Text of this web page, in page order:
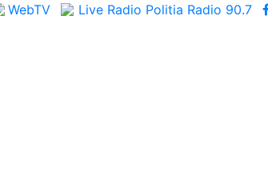
WebTV Live Radio Politia Radio 90.7